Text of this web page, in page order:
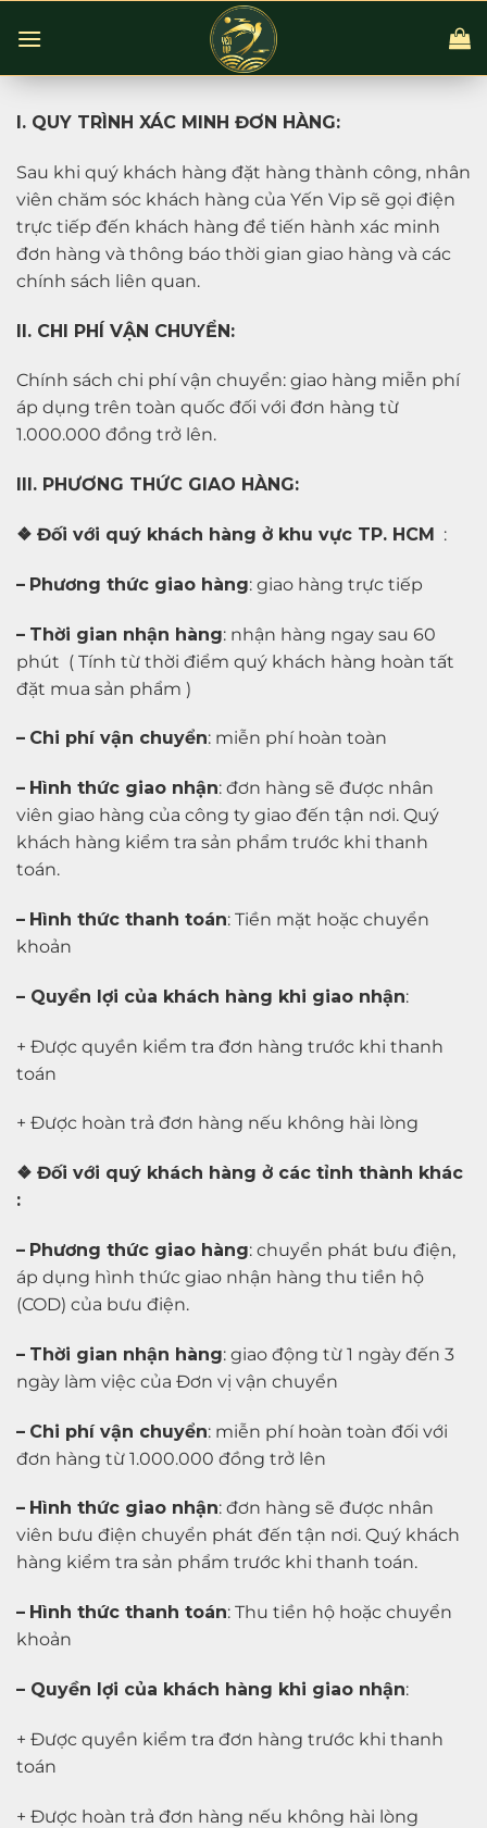
đến
I. QUY TRÌNH XÁC MINH ĐƠN HÀNG:
Sau khi quý khách hàng đặt hàng thành công, nhân
viên chăm sóc khách hàng của Yến Vip sẽ gọi điện
trực tiếp đến khách hàng để tiến hành xác minh
đơn hàng và thông báo thời gian giao hàng và các
chính sách liên quan.
II. CHI PHÍ VẬN CHUYỂN:
Chính sách chi phí vận chuyển: giao hàng miễn phí
áp dụng trên toàn quốc đối với đơn hàng từ
1.000.000 đồng trở lên.
III. PHƯƠNG THỨC GIAO HÀNG:
❖ Đối với quý khách hàng ở khu vực TP. HCM :
– Phương thức giao hàng: giao hàng trực tiếp
– Thời gian nhận hàng: nhận hàng ngay sau 60
phút ( Tính từ thời điểm quý khách hàng hoàn tất
đặt mua sản phẩm )
– Chi phí vận chuyển: miễn phí hoàn toàn
– Hình thức giao nhận: đơn hàng sẽ được nhân
viên giao hàng của công ty giao đến tận nơi. Quý
khách hàng kiểm tra sản phẩm trước khi thanh
toán.
– Hình thức thanh toán: Tiền mặt hoặc chuyển
khoản
– Quyền lợi của khách hàng khi giao nhận:
+ Được quyền kiểm tra đơn hàng trước khi thanh
toán
+ Được hoàn trả đơn hàng nếu không hài lòng
❖ Đối với quý khách hàng ở các tỉnh thành khác
:
– Phương thức giao hàng: chuyển phát bưu điện,
áp dụng hình thức giao nhận hàng thu tiền hộ
(COD) của bưu điện.
– Thời gian nhận hàng: giao động từ 1 ngày đến 3
ngày làm việc của Đơn vị vận chuyển
– Chi phí vận chuyển: miễn phí hoàn toàn đối với
đơn hàng từ 1.000.000 đồng trở lên
– Hình thức giao nhận: đơn hàng sẽ được nhân
viên bưu điện chuyển phát đến tận nơi. Quý khách
hàng kiểm tra sản phẩm trước khi thanh toán.
– Hình thức thanh toán: Thu tiền hộ hoặc chuyển
khoản
– Quyền lợi của khách hàng khi giao nhận:
+ Được quyền kiểm tra đơn hàng trước khi thanh
toán
+ Được hoàn trả đơn hàng nếu không hài lòng